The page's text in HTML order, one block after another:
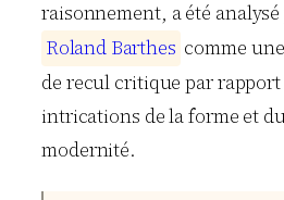
raisonnement, a été
Roland Barthes comme
de recul critique par
intrications de la forme et
modernité.